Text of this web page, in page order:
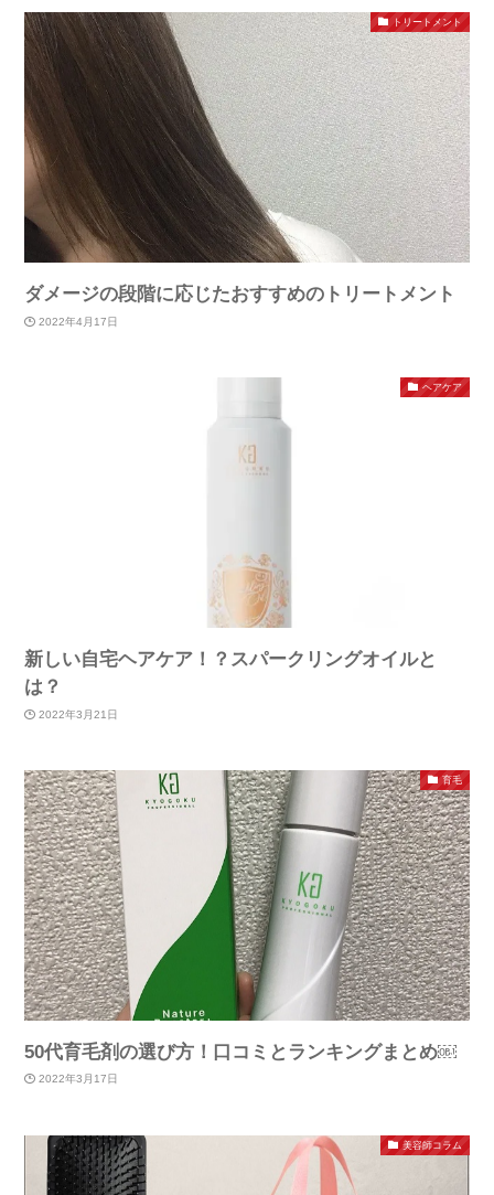
トリートメント
ダメージの段階に応じたおすすめのトリートメント
2022年4月17日
ヘアケア
新しい自宅ヘアケア！？スパークリングオイルと
は？
2022年3月21日
育毛
50代育毛剤の選び方！口コミとランキングまとめ￼
2022年3月17日
美容師コラム